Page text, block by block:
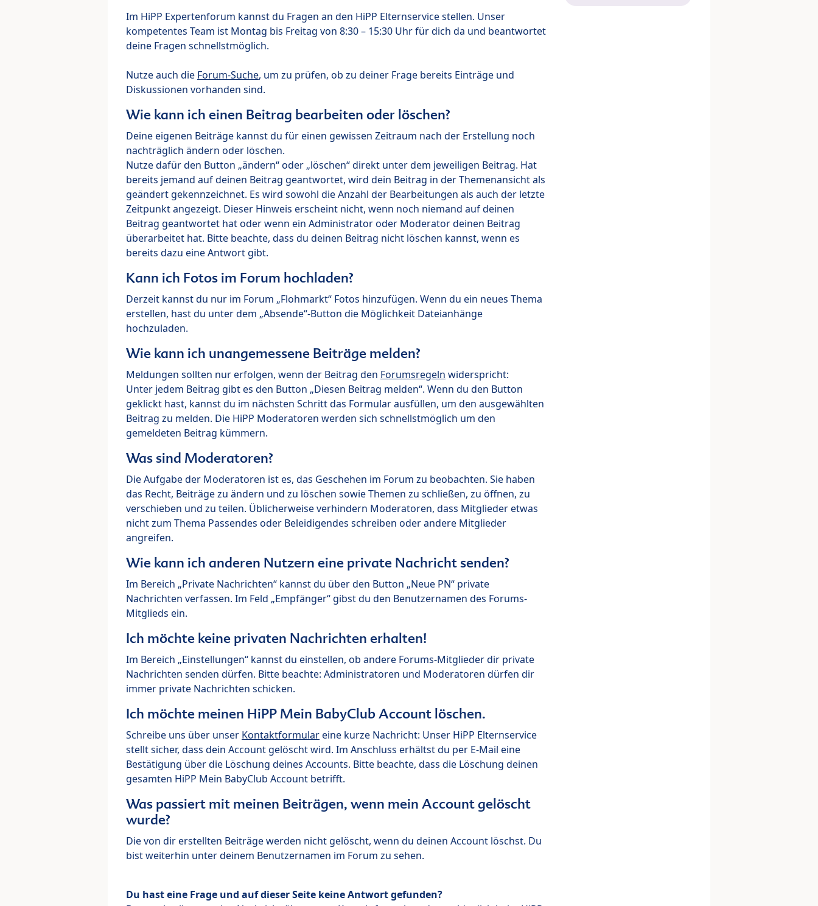
Im HiPP Expertenforum kannst du Fragen an den HiPP Elternservice stellen. Unser
kompetentes Team ist Montag bis Freitag von 8:30 – 15:30 Uhr für dich da und beantwortet
deine Fragen schnellstmöglich.
Nutze auch die Forum-Suche, um zu prüfen, ob zu deiner Frage bereits Einträge und
Diskussionen vorhanden sind.
Wie kann ich einen Beitrag bearbeiten oder löschen?
Deine eigenen Beiträge kannst du für einen gewissen Zeitraum nach der Erstellung noch
nachträglich ändern oder löschen.
Nutze dafür den Button „ändern“ oder „löschen“ direkt unter dem jeweiligen Beitrag. Hat
bereits jemand auf deinen Beitrag geantwortet, wird dein Beitrag in der Themenansicht als
geändert gekennzeichnet. Es wird sowohl die Anzahl der Bearbeitungen als auch der letzte
Zeitpunkt angezeigt. Dieser Hinweis erscheint nicht, wenn noch niemand auf deinen
Beitrag geantwortet hat oder wenn ein Administrator oder Moderator deinen Beitrag
überarbeitet hat. Bitte beachte, dass du deinen Beitrag nicht löschen kannst, wenn es
bereits dazu eine Antwort gibt.
Kann ich Fotos im Forum hochladen?
Derzeit kannst du nur im Forum „Flohmarkt“ Fotos hinzufügen. Wenn du ein neues Thema
erstellen, hast du unter dem „Absende“-Button die Möglichkeit Dateianhänge
hochzuladen.
Wie kann ich unangemessene Beiträge melden?
Meldungen sollten nur erfolgen, wenn der Beitrag den Forumsregeln widerspricht:
Unter jedem Beitrag gibt es den Button „Diesen Beitrag melden“. Wenn du den Button
geklickt hast, kannst du im nächsten Schritt das Formular ausfüllen, um den ausgewählten
Beitrag zu melden. Die HiPP Moderatoren werden sich schnellstmöglich um den
gemeldeten Beitrag kümmern.
Was sind Moderatoren?
Die Aufgabe der Moderatoren ist es, das Geschehen im Forum zu beobachten. Sie haben
das Recht, Beiträge zu ändern und zu löschen sowie Themen zu schließen, zu öffnen, zu
verschieben und zu teilen. Üblicherweise verhindern Moderatoren, dass Mitglieder etwas
nicht zum Thema Passendes oder Beleidigendes schreiben oder andere Mitglieder
angreifen.
Wie kann ich anderen Nutzern eine private Nachricht senden?
Im Bereich „Private Nachrichten“ kannst du über den Button „Neue PN“ private
Nachrichten verfassen. Im Feld „Empfänger“ gibst du den Benutzernamen des Forums-
Mitglieds ein.
Ich möchte keine privaten Nachrichten erhalten!
Im Bereich „Einstellungen“ kannst du einstellen, ob andere Forums-Mitglieder dir private
Nachrichten senden dürfen. Bitte beachte: Administratoren und Moderatoren dürfen dir
immer private Nachrichten schicken.
Ich möchte meinen HiPP Mein BabyClub Account löschen.
Schreibe uns über unser Kontaktformulareine kurze Nachricht: Unser HiPP Elternservice
stellt sicher, dass dein Account gelöscht wird. Im Anschluss erhältst du per E-Mail eine
Bestätigung über die Löschung deines Accounts. Bitte beachte, dass die Löschung deinen
gesamten HiPP Mein BabyClub Account betrifft.
Was passiert mit meinen Beiträgen, wenn mein Account gelöscht
wurde?
Die von dir erstellten Beiträge werden nicht gelöscht, wenn du deinen Account löschst. Du
bist weiterhin unter deinem Benutzernamen im Forum zu sehen.
Du hast eine Frage und auf dieser Seite keine Antwort gefunden?